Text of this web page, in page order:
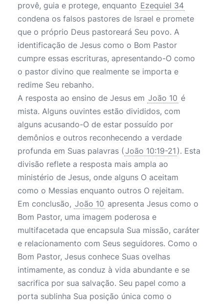
provê, guia e protege, enquanto Ezequiel 34
condena os falsos pastores de Israel e promete
que o próprio Deus pastoreará Seu povo. A
identificação de Jesus como o Bom Pastor
cumpre essas escrituras, apresentando-O como
o pastor divino que realmente se importa e
redime Seu rebanho.
A resposta ao ensino de Jesus em João 10 é
mista. Alguns ouvintes estão divididos, com
alguns acusando-O de estar possuído por
demônios e outros reconhecendo a verdade
profunda em Suas palavras (João 10:19-21 ). Esta
divisão reflete a resposta mais ampla ao
ministério de Jesus, onde alguns O aceitam
como o Messias enquanto outros O rejeitam.
Em conclusão, João 10 apresenta Jesus como o
Bom Pastor, uma imagem poderosa e
multifacetada que encapsula Sua missão, caráter
e relacionamento com Seus seguidores. Como o
Bom Pastor, Jesus conhece Suas ovelhas
intimamente, as conduz à vida abundante e se
sacrifica por sua salvação. Seu papel como a
porta sublinha Sua posição única como o